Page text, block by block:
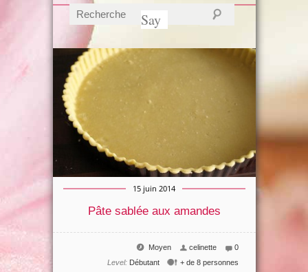
Say
15 juin 2014
Pâte sablée aux amandes
0
celinette
Moyen
+ de 8 personnes
Level: Débutant